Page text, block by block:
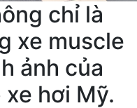
chỉ là
xe muscle
ảnh của
hơi Mỹ.